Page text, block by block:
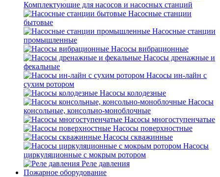
Комплектующие для насосов и насосных станций
Насосные станции
бытовые
Насосные станции
промышленные
Насосы вибрационные
Насосы дренажные и
фекальные
Насосы ин-лайн с
сухим ротором
Насосы колодезные
Насосы
консольные, консольно-моноблочные
Насосы многоступенчатые
Насосы поверхностные
Насосы скважинные
Насосы
циркуляционные с мокрым ротором
Реле давления
Пожарное оборудование